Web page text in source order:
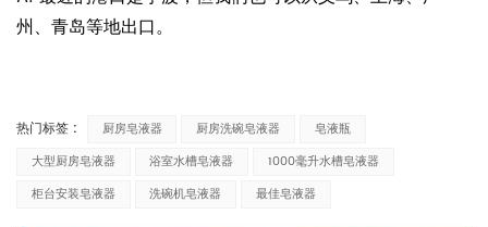
州、青岛等地出口。
热门标签 : 厨房皂液器 厨房洗碗皂液器
皂液瓶
大型厨房皂液器
浴室水槽皂液器
1000毫升水槽皂液器
柜台安装皂液器
洗碗机皂液器 最佳皂液器